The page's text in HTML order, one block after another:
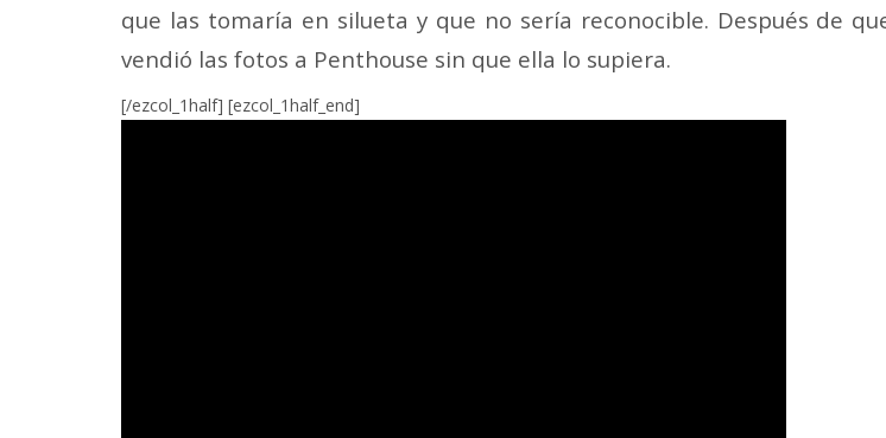
que las tomaría en silueta y que no sería reconocible. Después de
vendió las fotos a Penthouse sin que ella lo supiera.
[/ezcol_1half] [ezcol_1half_end]